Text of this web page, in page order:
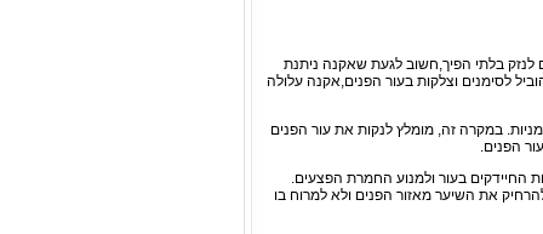
בלתי הפיך,חשוב לגעת שאקנה ניתנת
לסימנים וצלקות בעור הפנים,אקנה עלולה
במקרה זה, מומלץ לנקות את עור הפנים
הפנים.
החיידקים בעור ולמנוע החמרת הפצעים.
את השיער מאזור הפנים ולא למרוח בו